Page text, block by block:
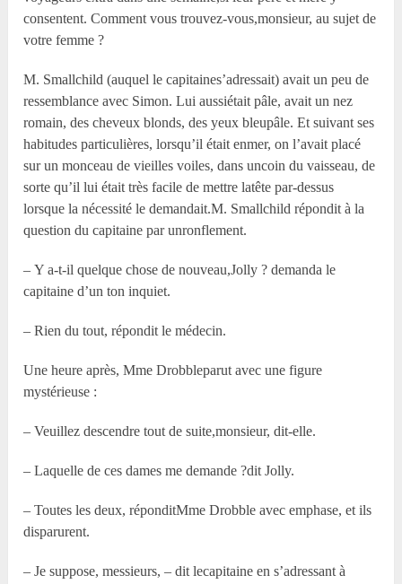
consentent. Comment vous trouvez-vous,monsieur, au sujet de
votre femme ?
M. Smallchild (auquel le capitaines’adressait) avait un peu de
ressemblance avec Simon. Lui aussiétait pâle, avait un nez
romain, des cheveux blonds, des yeux bleupâle. Et suivant ses
habitudes particulières, lorsqu’il était enmer, on l’avait placé
sur un monceau de vieilles voiles, dans uncoin du vaisseau, de
sorte qu’il lui était très facile de mettre latête par-dessus
lorsque la nécessité le demandait.M. Smallchild répondit à la
question du capitaine par unronflement.
– Y a-t-il quelque chose de nouveau,Jolly ? demanda le
capitaine d’un ton inquiet.
– Rien du tout, répondit le médecin.
Une heure après, Mme Drobbleparut avec une figure
mystérieuse :
– Veuillez descendre tout de suite,monsieur, dit-elle.
– Laquelle de ces dames me demande ?dit Jolly.
– Toutes les deux, réponditMme Drobble avec emphase, et ils
disparurent.
– Je suppose, messieurs, – dit lecapitaine en s’adressant à